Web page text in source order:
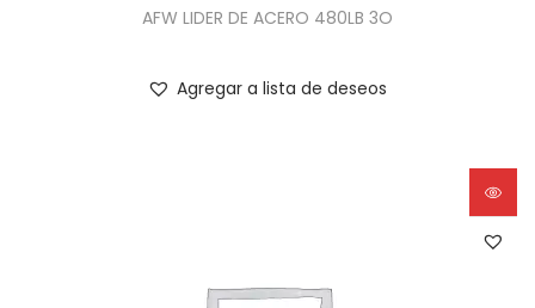
AFW LIDER DE ACERO 480LB 3O
Agregar a lista de deseos